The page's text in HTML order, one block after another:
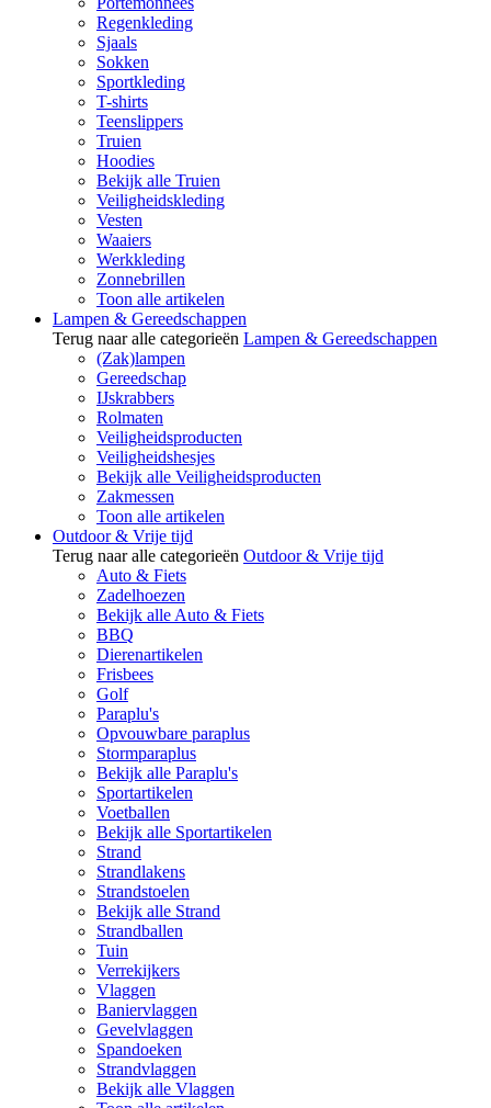
Regenkleding
Sjaals
Sokken
Sportkleding
T-shirts
Teenslippers
Truien
Hoodies
Bekijk alle Truien
Veiligheidskleding
Vesten
Waaiers
Werkkleding
Zonnebrillen
Toon alle artikelen
Lampen & Gereedschappen
Terug naar alle categorieën Lampen & Gereedschappen
(Zak)lampen
Gereedschap
IJskrabbers
Rolmaten
Veiligheidsproducten
Veiligheidshesjes
Bekijk alle Veiligheidsproducten
Zakmessen
Toon alle artikelen
Outdoor & Vrije tijd
Terug naar alle categorieën Outdoor & Vrije tijd
Auto & Fiets
Zadelhoezen
Bekijk alle Auto & Fiets
BBQ
Dierenartikelen
Frisbees
Golf
Paraplu's
Opvouwbare paraplus
Stormparaplus
Bekijk alle Paraplu's
Sportartikelen
Voetballen
Bekijk alle Sportartikelen
Strand
Strandlakens
Strandstoelen
Bekijk alle Strand
Strandballen
Tuin
Verrekijkers
Vlaggen
Baniervlaggen
Gevelvlaggen
Spandoeken
Strandvlaggen
Bekijk alle Vlaggen